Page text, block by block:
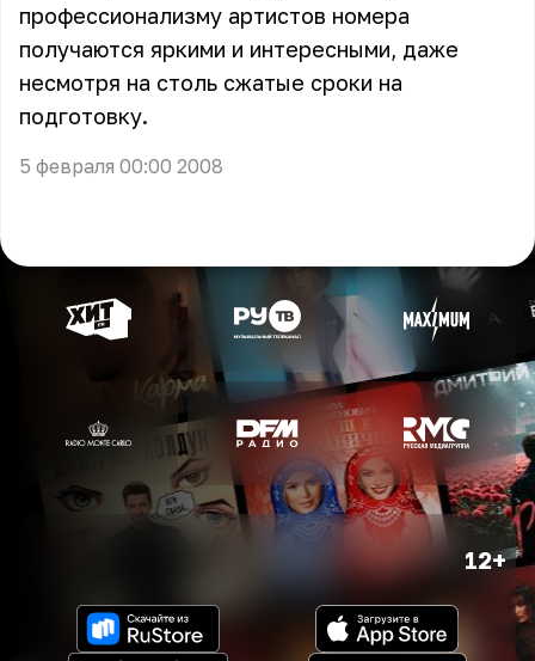
профессионализму артистов номера
получаются яркими и интересными, даже
несмотря на столь сжатые сроки на
подготовку.
5 февраля 00:00 2008
12+